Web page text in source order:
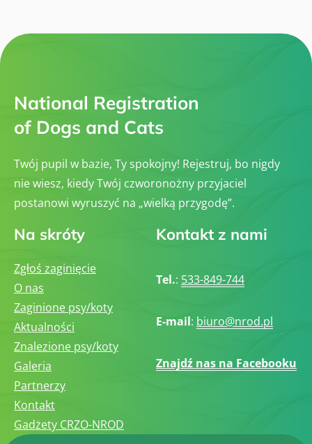
National Registration
of Dogs and Cats
Twój pupil w bazie, Ty spokojny! Rejestruj, bo nigdy
nie wiesz, kiedy Twój czworonożny przyjaciel
postanowi wyruszyć na „wielką przygodę”.
Na skróty
Zgłoś zaginięcie
O nas
Zaginione psy/koty
Aktualności
Znalezione psy/koty
Galeria
Partnerzy
Kontakt
Gadżety CRZO-NROD
Kontakt z nami
Tel.: 533-849-744
E-mail: biuro@nrod.pl
Znajdź nas na Facebooku